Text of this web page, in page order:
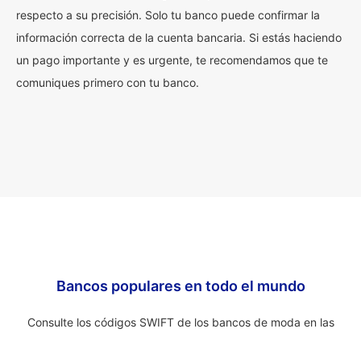
respecto a su precisión. Solo tu banco puede confirmar la
información correcta de la cuenta bancaria. Si estás haciendo
un pago importante y es urgente, te recomendamos que te
comuniques primero con tu banco.
Bancos populares en todo el mundo
Consulte los códigos SWIFT de los bancos de moda en las